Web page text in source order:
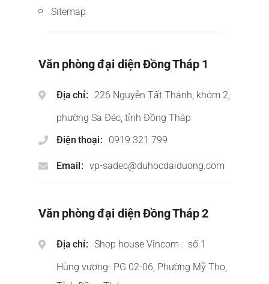
Sitemap
Văn phòng đại diện Đồng Tháp 1
Địa chỉ
226 Nguyễn Tất Thành, khóm 2,
phường Sa Đéc, tỉnh Đồng Tháp
Điện thoại
0919 321 799
Email vp-sadec@duhocdaiduong.com
Văn phòng đại diện Đồng Tháp 2
Địa chỉ
Shop house Vincom : số 1
Hùng vương- PG 02-06, Phường Mỹ Tho,